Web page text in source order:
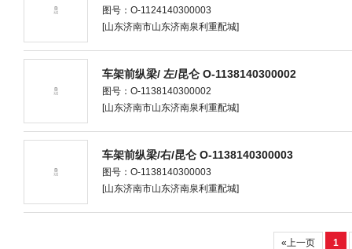
图号：O-1124140300003
[山东济南市山东济南泉利重配城]
车架前纵梁/ 左/昆仑 O-1138140300002
图号：O-1138140300002
[山东济南市山东济南泉利重配城]
车架前纵梁/右/昆仑 O-1138140300003
图号：O-1138140300003
[山东济南市山东济南泉利重配城]
«上一页 1